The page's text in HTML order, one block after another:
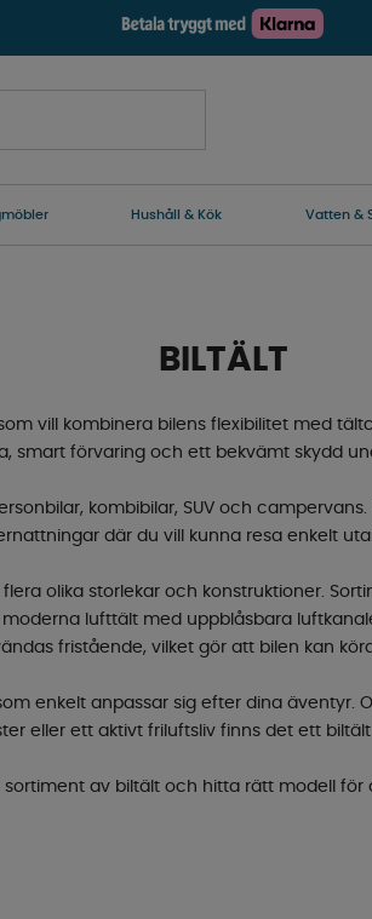
Hushåll & Kök Vatten &
BILTÄLT
vill kombinera bilens flexibilitet med
smart förvaring och ett bekvämt skydd
kombibilar, SUV och
där du vill kunna resa enkelt
olika storlekar och konstruktioner.
lufttält med uppblåsbara
fristående, vilket gör att bilen kan
enkelt anpassar sig efter dina äventyr.
eller ett aktivt friluftsliv finns det ett
sortiment av biltält och hitta rätt modell för